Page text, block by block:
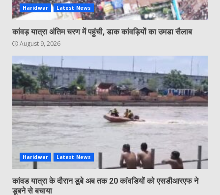
Haridwar Latest News
कांवड़ यात्रा अंतिम चरण में पहुंची, डाक कांवड़ियों का उमडा सैलाब
August 9, 2026
Haridwar Latest News
कांवड यात्रा के दौरान डूबे अब तक 20 कांवडियों को एसडीआरएफ ने
डूबने से बचाया